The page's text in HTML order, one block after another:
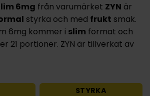
6mg från varumärket ZYN är
styrka och med frukt smak.
6mg kommer i slim format och
21 portioner. ZYN är tillverkat av
STYRKA